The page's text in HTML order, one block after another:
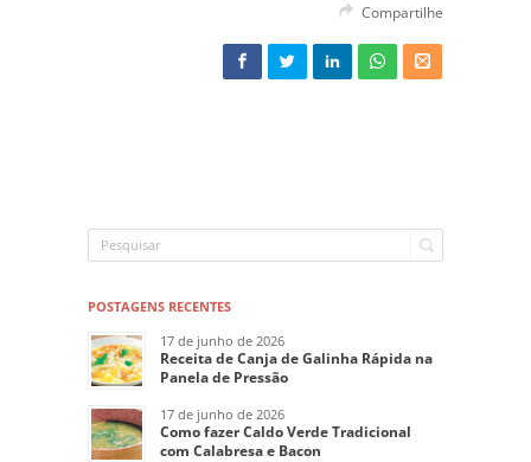
Compartilhe
POSTAGENS RECENTES
17 de junho de 2026
Receita de Canja de Galinha Rápida na
Panela de Pressão
17 de junho de 2026
Como fazer Caldo Verde Tradicional
com Calabresa e Bacon